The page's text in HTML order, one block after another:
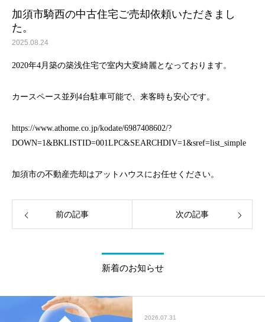
加須市騎西の中古住宅ご売却依頼いただきまし
た。
2025.08.24
2020年4月築の築浅住宅で室内大変綺麗となっております。
カースペース並列4台駐車可能で、来客時も安心です。
https://www.athome.co.jp/kodate/6987408602/?
DOWN=1&BKLISTID=001LPC&SEARCHDIV=1&sref=list_simple
加須市の不動産売却はアットハウスにお任せください。
前の記事 次の記事
新着のお知らせ
2026.07.31